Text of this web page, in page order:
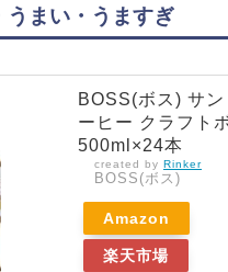
まい・うますぎ
BOSS(ボス) サン
ーヒー クラフト
500ml×24本
created by Rinker
BOSS(ボス)
Amazon
楽天市場